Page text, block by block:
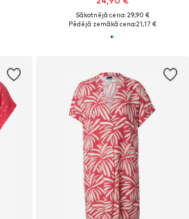
Sākotnējā cena: 29,90 €
Pēdējā zemākā cena:21,17 €